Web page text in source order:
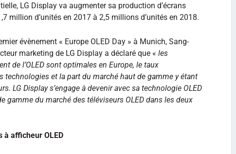
LG Display va augmenter sa production d’écrans
million d’unités en 2017 à 2,5 millions d’unités en 2018.
évènement « Europe OLED Day » à Munich, Sang-
marketing de LG Display a déclaré que « les
de l’OLED sont optimales en Europe, le taux
technologies et la part du marché haut de gamme y étant
LG Display s’engage à devenir avec sa technologie OLED
gamme du marché des téléviseurs OLED dans les deux
à afficheur OLED